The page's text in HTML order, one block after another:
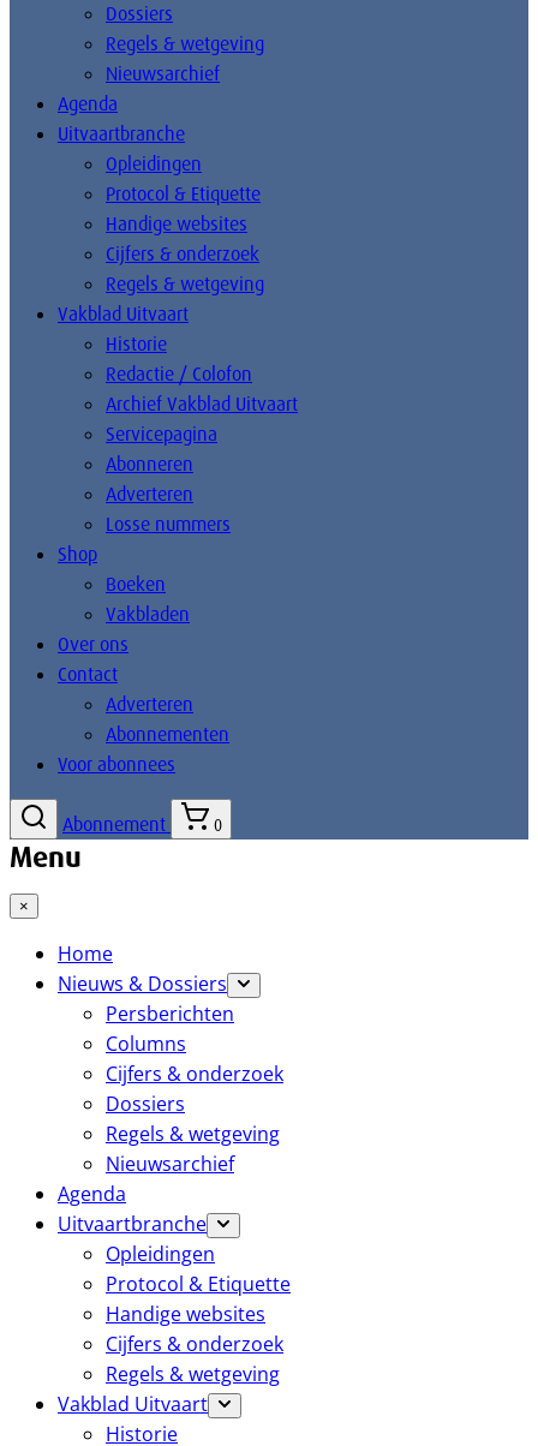
Dossiers
Regels & wetgeving
Nieuwsarchief
Agenda
Uitvaartbranche
Opleidingen
Protocol & Etiquette
Handige websites
Cijfers & onderzoek
Regels & wetgeving
Vakblad Uitvaart
Historie
Redactie / Colofon
Archief Vakblad Uitvaart
Servicepagina
Abonneren
Adverteren
Losse nummers
Shop
Boeken
Vakbladen
Over ons
Contact
Adverteren
Abonnementen
Voor abonnees
Abonnement 0
Menu
×
Home
Nieuws & Dossiers
Persberichten
Columns
Cijfers & onderzoek
Dossiers
Regels & wetgeving
Nieuwsarchief
Agenda
Uitvaartbranche
Opleidingen
Protocol & Etiquette
Handige websites
Cijfers & onderzoek
Regels & wetgeving
Vakblad Uitvaart
Historie